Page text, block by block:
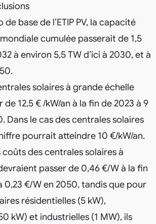
base de l’ETIP PV, la capacité
cumulée passerait de 1,5
à environ 5,5 TW d’ici à 2030, et à
solaires à grande échelle
12,5 € /kW/an à la fin de 2023 à 9
Dans le cas des centrales solaires
pourrait atteindre 10 €/kW/an.
coûts des centrales solaires à
passer de 0,46 €/W à la fin
0,23 €/W en 2050, tandis que pour
résidentielles (5 kW),
kW) et industrielles (1 MW), ils